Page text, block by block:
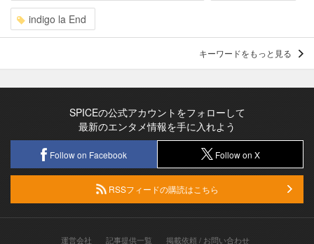
indigo la End
キーワードをもっと見る
SPICEの公式アカウントをフォローして
最新のエンタメ情報を手に入れよう
Follow on Facebook Follow on X
RSSフィードの購読はこちら
運営会社 記事提供一覧 掲載依頼 / お問い合わせ